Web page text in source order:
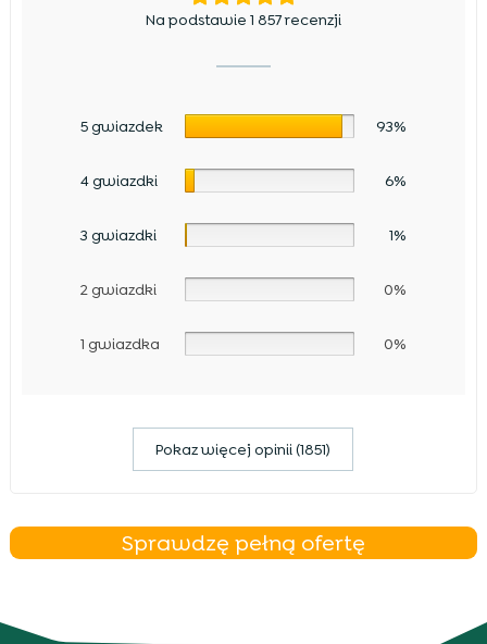
Na podstawie 1 857 recenzji
5 gwiazdek 93%
4 gwiazdki 6%
3 gwiazdki 1%
2 gwiazdki 0%
1 gwiazdka 0%
Pokaz więcej opinii (1851)
Sprawdzę pełną ofertę